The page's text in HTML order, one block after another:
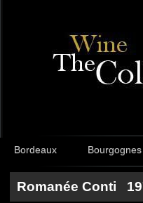
Bordeaux Bourgognes
Romanée Conti